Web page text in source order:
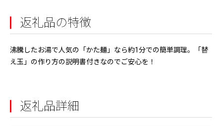
返礼品の特徴
沸騰したお湯で人気の「かた麺」なら約1分での簡単調理。「替
え玉」の作り方の説明書付きなのでご安心を！
返礼品詳細